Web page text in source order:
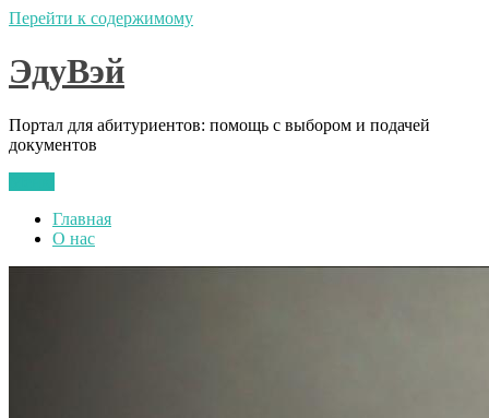
Перейти к содержимому
ЭдуВэй
Портал для абитуриентов: помощь с выбором и подачей
документов
Главная
О нас